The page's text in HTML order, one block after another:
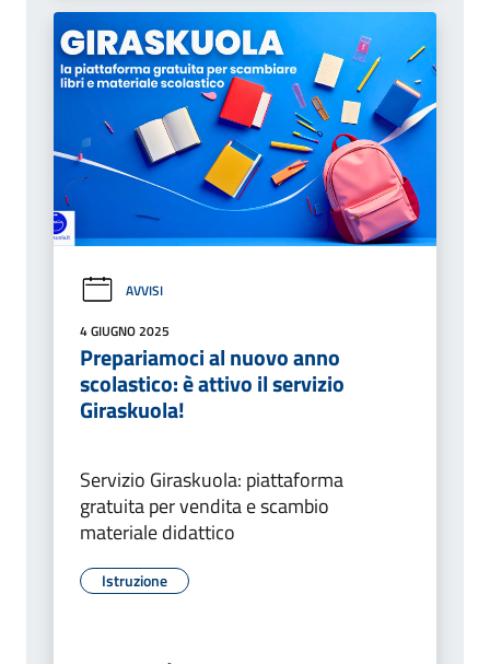
AVVISI
4 GIUGNO 2025
Prepariamoci al nuovo anno
scolastico: è attivo il servizio
Giraskuola!
Servizio Giraskuola: piattaforma
gratuita per vendita e scambio
materiale didattico
Istruzione